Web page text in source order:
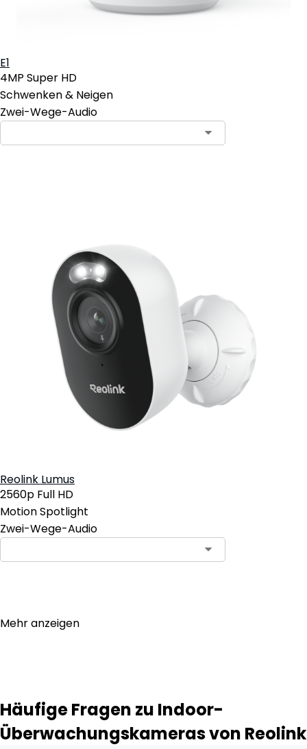
E1
4MP Super HD
Schwenken & Neigen
Zwei-Wege-Audio
Reolink Lumus
2560p Full HD
Motion Spotlight
Zwei-Wege-Audio
Mehr anzeigen
Häufige Fragen zu Indoor-
Überwachungskameras von Reolink